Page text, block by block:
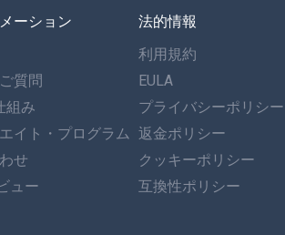
スペイン語
ポルトガル語
イタリア語
ーション
質問
組み
イト・プログラム
せ
ュー
法的情報
利用規約
EULA
プライバシーポリシー
返金ポリシー
クッキーポリシー
互換性ポリシー